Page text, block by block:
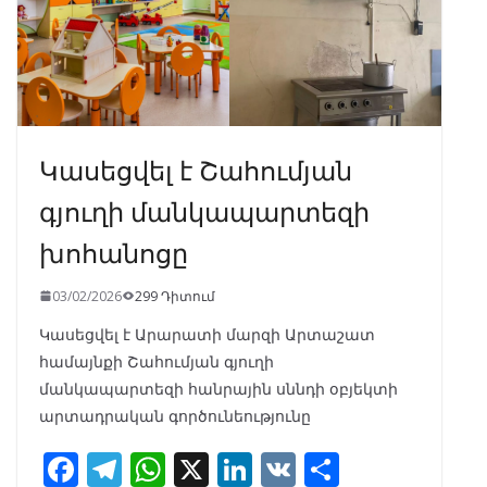
Կասեցվել է Շահումյան
գյուղի մանկապարտեզի
խոհանոցը
03/02/2026 299 Դիտում
Կասեցվել է Արարատի մարզի Արտաշատ
համայնքի Շահումյան գյուղի
մանկապարտեզի հանրային սննդի օբյեկտի
արտադրական գործունեությունը
F T W X Li V